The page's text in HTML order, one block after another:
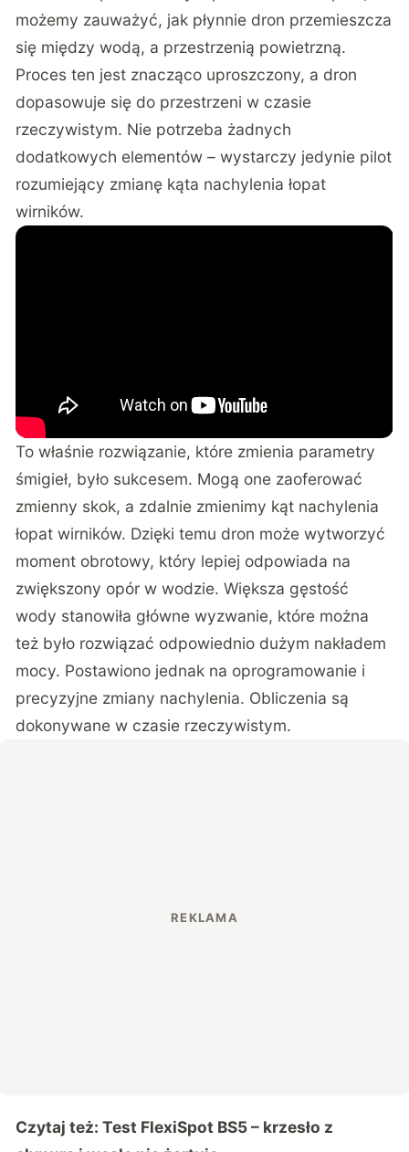
możemy zauważyć, jak płynnie dron przemieszcza
się między wodą, a przestrzenią powietrzną.
Proces ten jest znacząco uproszczony, a dron
dopasowuje się do przestrzeni w czasie
rzeczywistym. Nie potrzeba żadnych
dodatkowych elementów – wystarczy jedynie pilot
rozumiejący zmianę kąta nachylenia łopat
wirników.
To właśnie rozwiązanie, które zmienia parametry
śmigieł, było sukcesem. Mogą one zaoferować
zmienny skok, a zdalnie zmienimy kąt nachylenia
łopat wirników. Dzięki temu dron może wytworzyć
moment obrotowy, który lepiej odpowiada na
zwiększony opór w wodzie. Większa gęstość
wody stanowiła główne wyzwanie, które można
też było rozwiązać odpowiednio dużym nakładem
mocy. Postawiono jednak na oprogramowanie i
precyzyjne zmiany nachylenia. Obliczenia są
dokonywane w czasie rzeczywistym.
Czytaj też:Test FlexiSpot BS5 – krzesło z